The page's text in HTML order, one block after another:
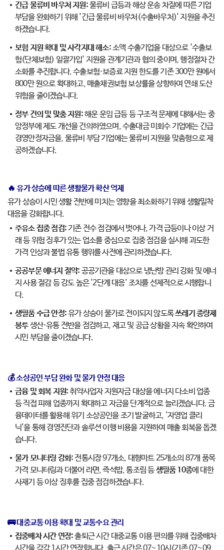
긴급 물류비 바우처 지원:물류비 급등과 해상 운송 차질에 따른 기업
부담을 완화하기 위해 '긴급 물류비 바우처(수출바우처)' 지원을 추진
하겠습니다.
보험 지원 확대 및 사각지대 해소:소액 수출기업을 대상으로 '수출보
험(단체보험) 일괄가입' 지원을 관계기관과 협의 중이며, 행정절차 간
소화를 추진합니다. 수출보험·보증료 지원 한도를 기존 300만 원에서
800만 원으로 확대하고, 매출채권보험 보상률을 상향하여 연쇄 도산
위험을 줄이겠습니다.
정부 건의 및 맞춤 지원:해운 운임 급등 등 구조적 문제에 대해서는 중
앙정부에 제도 개선을 건의하였으며, 수출대금 미회수 기업에는 긴급
경영안정자금을, 물류비 부담 기업에는 물류비 지원을 맞춤형으로 제
공하겠습니다.
🔥 유가 상승에 따른 생활물가 확산 억제
유가 상승이 시민 생활 전반에 미치는 영향을 최소화하기 위해 생활밀착
대응을 강화합니다.
주유소 집중 점검: 기존 전수 점검에서 벗어나, 가격 급등이나 이상 거
래 등 위험 징후가 있는 업소를 중심으로 집중 점검을 실시해 과도한
가격 인상과 불법 유통 행위를 사전에 관리하겠습니다.
공공부문 에너지 절약: 공공기관을 대상으로 냉난방 관리 강화 및 에너
지 사용 절감 등 강도 높은 '2단계 대응' 조치를 선제적으로 시행합니
다.
생필품 수급 안정:유가 상승이 물가로 전이되지 않도록쓰레기 종량제
봉투생산·유통 전반을 점검하고, 재고 및 공급 상황을 지속 확인하여
시민 부담을 줄이겠습니다.
💰 소상공인 부담 완화 및 물가 안정 대응
금융 및 회복 지원:취약사업자 지원자금 대상을 에너지 다소비 업종
등 직접 피해 업종까지 확대하고 자금을 단계적으로 늘리겠습니다. 금
융데이터를 활용해 위기 소상공인을 조기 발굴하고, '자영업 클리
닉'을 통해 경영진단과 솔루션 이행 비용을 지원하여 매출 회복을 돕겠
습니다.
물가 모니터링 강화:전통시장 97개소, 대형마트 25개소의 87개 품목
가격 모니터링과 더불어 라면, 즉석밥, 통조림 등생필품 10종에 대한
사재기 등 이상 징후를 집중 점검하겠습니다.
🚌 대중교통 이용 확대 및 교통수요 관리
집중배차 시간 연장:출퇴근 시간 대중교통 이용 편의를 위해 집중배차